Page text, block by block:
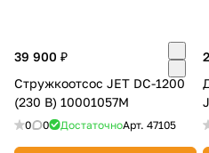
39 900 ₽
Стружкоотсос JET DC-1200
(230 В) 10001057M
0 0 ДостаточноАрт. 47105